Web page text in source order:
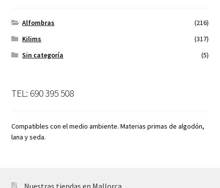
Alfombras
(216)
Kilims
(317)
Sin categoría
(5)
TEL: 690 395 508
Compatibles con el medio ambiente. Materias primas de algodón,
lana y seda.